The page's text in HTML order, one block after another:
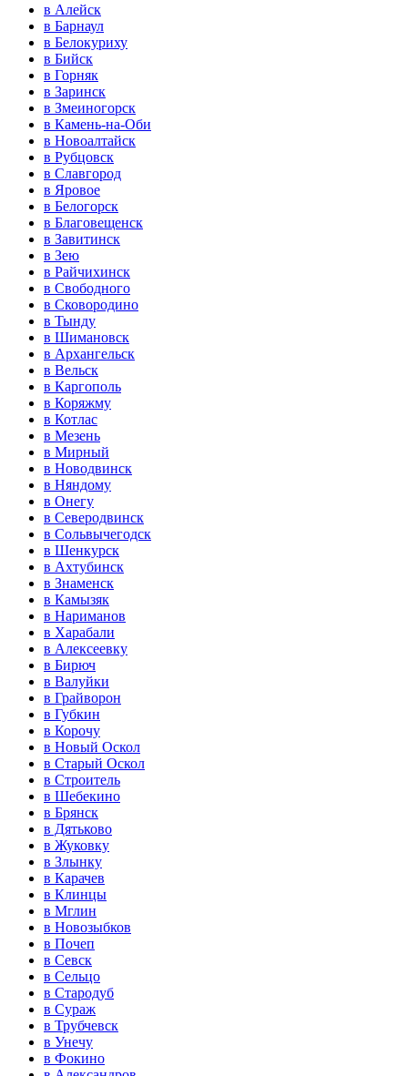
в Алейск
в Барнаул
в Белокуриху
в Бийск
в Горняк
в Заринск
в Змеиногорск
в Камень-на-Оби
в Новоалтайск
в Рубцовск
в Славгород
в Яровое
в Белогорск
в Благовещенск
в Завитинск
в Зею
в Райчихинск
в Свободного
в Сковородино
в Тынду
в Шимановск
в Архангельск
в Вельск
в Каргополь
в Коряжму
в Котлас
в Мезень
в Мирный
в Новодвинск
в Няндому
в Онегу
в Северодвинск
в Сольвычегодск
в Шенкурск
в Ахтубинск
в Знаменск
в Камызяк
в Нариманов
в Харабали
в Алексеевку
в Бирюч
в Валуйки
в Грайворон
в Губкин
в Корочу
в Новый Оскол
в Старый Оскол
в Строитель
в Шебекино
в Брянск
в Дятьково
в Жуковку
в Злынку
в Карачев
в Клинцы
в Мглин
в Новозыбков
в Почеп
в Севск
в Сельцо
в Стародуб
в Сураж
в Трубчевск
в Унечу
в Фокино